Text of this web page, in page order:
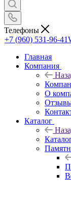
Телефоны
+7 (960) 531-96-41
Главная
Компания
О
Каталог